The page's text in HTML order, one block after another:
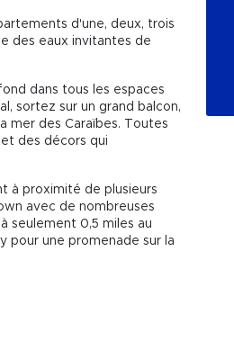
d'une, deux, trois
des eaux invitantes de
dans tous les espaces
sortez sur un grand balcon,
mer des Caraïbes. Toutes
des décors qui
à proximité de plusieurs
avec de nombreuses
seulement 0,5 miles au
pour une promenade sur la